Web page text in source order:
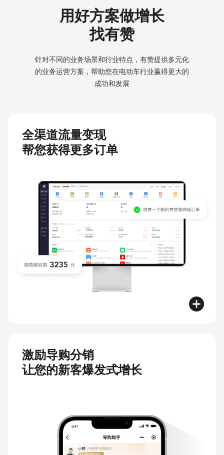
用好方案做增长
找有赞
针对不同的业务场景和行业特点，有赞提供多元化
的业务运营方案，帮助您在电动车行业赢得更大的
成功和发展
全渠道流量变现
帮您获得更多订单
激励导购分销
让您的新客爆发式增长